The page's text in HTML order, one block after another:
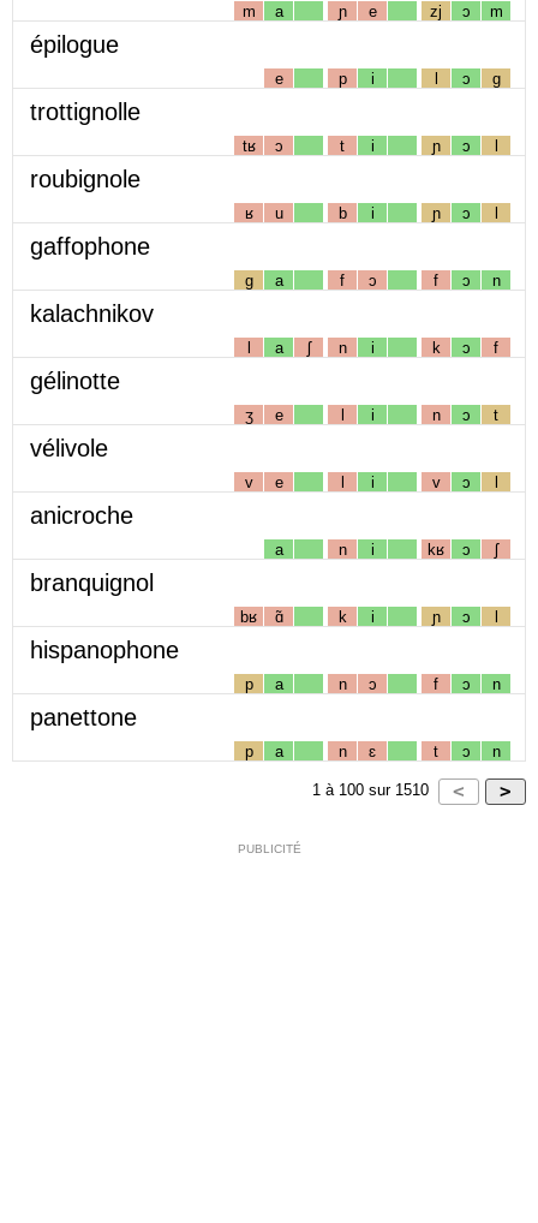
m a ɲ e zj ɔ m
épilogue
e p i l ɔ g
trottignolle
tʁ ɔ t i ɲ ɔ l
roubignole
ʁ u b i ɲ ɔ l
gaffophone
g a f ɔ f ɔ n
kalachnikov
l a ʃ n i k ɔ f
gélinotte
ʒ e l i n ɔ t
vélivole
v e l i v ɔ l
anicroche
a n i kʁ ɔ ʃ
branquignol
bʁ ɑ̃ k i ɲ ɔ l
hispanophone
p a n ɔ f ɔ n
panettone
p a n ɛ t ɔ n
1 à 100 sur 1510
PUBLICITÉ